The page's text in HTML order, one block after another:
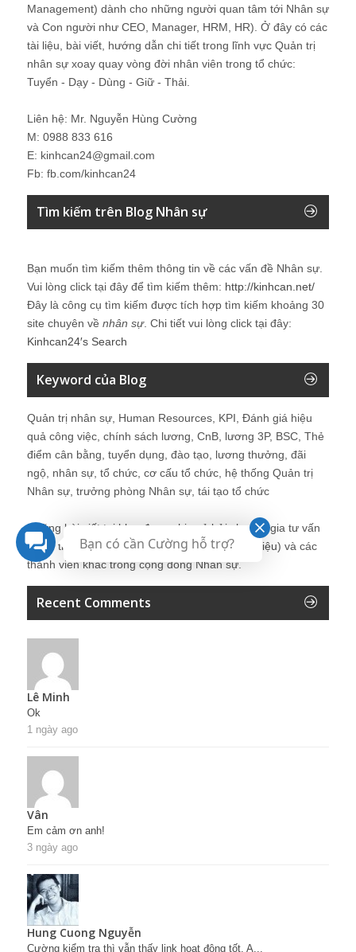
Management) dành cho những người quan tâm tới Nhân sự
và Con người như CEO, Manager, HRM, HR). Ở đây có các
tài liệu, bài viết, hướng dẫn chi tiết trong lĩnh vực Quản trị
nhân sự xoay quay vòng đời nhân viên trong tổ chức:
Tuyển - Dạy - Dùng - Giữ - Thải.
Liên hệ: Mr. Nguyễn Hùng Cường
M: 0988 833 616
E: kinhcan24@gmail.com
Fb: fb.com/kinhcan24
Tìm kiếm trên Blog Nhân sự
Bạn muốn tìm kiếm thêm thông tin về các vấn đề Nhân sự
Vui lòng click tại đây để tìm kiếm thêm: http://kinhcan.net/
Đây là công cụ tìm kiếm được tích hợp tìm kiếm khoảng 30
site chuyên về nhân sự. Chi tiết vui lòng click tại đây:
Kinhcan24′s Search
Keyword của Blog
Quản trị nhân sự, Human Resources, KPI, Đánh giá hiệu
quả công việc, chính sách lương, CnB, lương 3P, BSC, Thẻ
điểm cân bằng, tuyển dụng, đào tạo, lương thưởng, đãi
ngộ, nhân sự, tổ chức, cơ cấu tổ chức, hệ thống Quản trị
Nhân sự, trưởng phòng Nhân sự, tái tạo tổ chức
Những bài viết tại blog được chia sẻ bởi chuyên gia tư vấn
Quản trị Nhân sự Nguyễn Hùng Cường (giới thiệu) và các
thành viên khác trong cộng đồng Nhân sự.
Recent Comments
Lê Minh
Ok
1 ngày ago
Vân
Em cảm ơn anh!
3 ngày ago
Hung Cuong Nguyễn
Cường kiểm tra thì vẫn thấy link hoạt động tốt. A...
Bạn có cần Cường hỗ trợ?